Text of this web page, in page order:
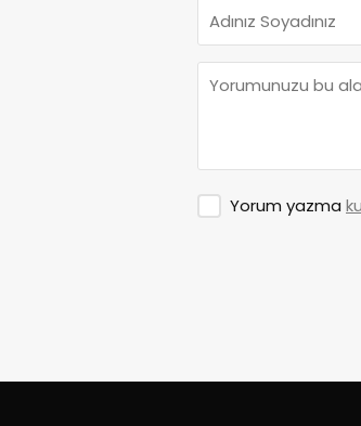
Yorum yazma